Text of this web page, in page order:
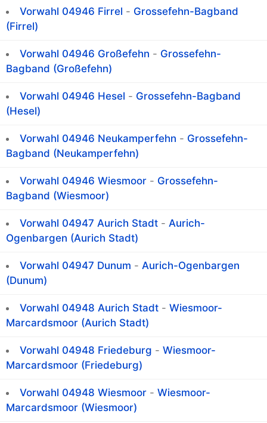
Vorwahl 04946 Firrel - Grossefehn-Bagband
(Firrel)
Vorwahl 04946 Großefehn - Grossefehn-
Bagband (Großefehn)
Vorwahl 04946 Hesel - Grossefehn-Bagband
(Hesel)
Vorwahl 04946 Neukamperfehn - Grossefehn-
Bagband (Neukamperfehn)
Vorwahl 04946 Wiesmoor - Grossefehn-
Bagband (Wiesmoor)
Vorwahl 04947 Aurich Stadt - Aurich-
Ogenbargen (Aurich Stadt)
Vorwahl 04947 Dunum - Aurich-Ogenbargen
(Dunum)
Vorwahl 04948 Aurich Stadt - Wiesmoor-
Marcardsmoor (Aurich Stadt)
Vorwahl 04948 Friedeburg - Wiesmoor-
Marcardsmoor (Friedeburg)
Vorwahl 04948 Wiesmoor - Wiesmoor-
Marcardsmoor (Wiesmoor)